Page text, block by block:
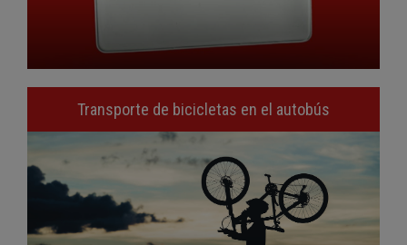
Transporte de bicicletas en el autobús